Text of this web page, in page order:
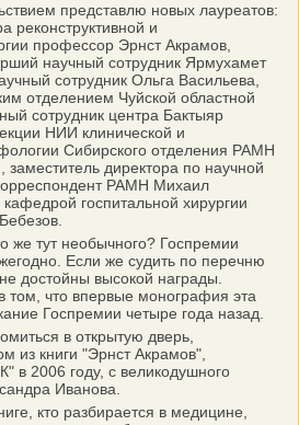
представлю новых лауреатов:
реконструктивной и
профессор Эрнст Акрамов,
научный сотрудник Ярмухамет
сотрудник Ольга Васильева,
отделением Чуйской областной
сотрудник центра Бактыяр
НИИ клинической и
Сибирского отделения РАМН
директора по научной
РАМН Михаил
госпитальной хирургии
же тут необычного? Госпремии
Если же судить по перечню
достойны высокой награды.
том, что впервые монография эта
Госпремии четыре года назад.
в открытую дверь,
из книги "Эрнст Акрамов",
в 2006 году, с великодушного
Иванова.
кто разбирается в медицине,